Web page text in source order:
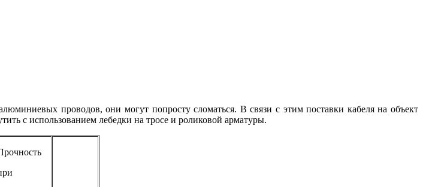
проводов, они могут попросту сломаться. В связи с этим поставки кабеля на объект
с использованием лебедки на тросе и роликовой арматуры.